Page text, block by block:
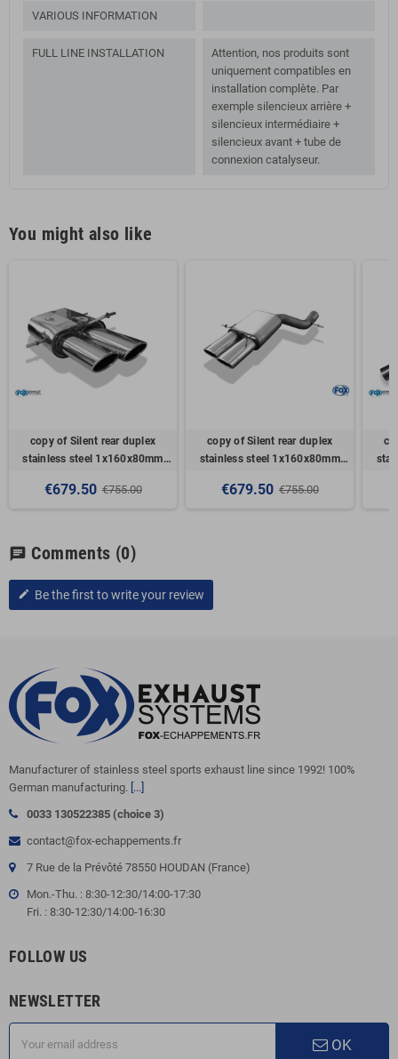
VARIOUS INFORMATION
FULL LINE INSTALLATION
Attention, nos produits sont
uniquement compatibles en
installation complète. Par
exemple silencieux arrière +
silencieux intermédiaire +
silencieux avant + tube de
connexion catalyseur.
You might also like
copy of Silent rear duplex
stainless steel 1x160x80mm
T5/T6 4-MOTION
€679.50 €755.00
copy of Silent rear duplex
stainless steel 1x160x80mm
T5/T6 4-MOTION
€679.50 €755.00
chat Comments (0)
edit Be the first to write your review
Manufacturer of stainless steel sports exhaust line since 1992! 100%
German manufacturing. [...]
0033 130522385 (choice 3)
contact@fox-echappements.fr
7 Rue de la Prévôté 78550 HOUDAN (France)
Mon.-Thu. : 8:30-12:30/14:00-17:30
Fri. : 8:30-12:30/14:00-16:30
FOLLOW US
NEWSLETTER
OK